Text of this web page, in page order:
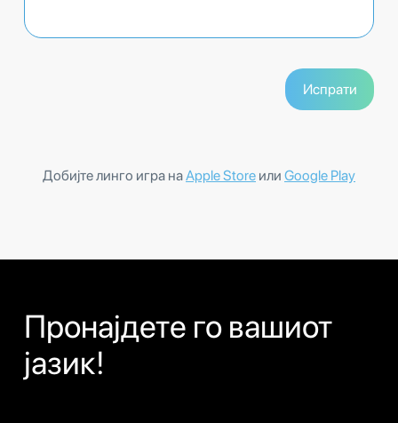
Добијте линго игра наApple Store или Google Play
Пронајдете го вашиот
јазик!